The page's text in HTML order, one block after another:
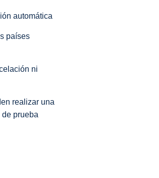
automática
países
ni
realizar una
de prueba